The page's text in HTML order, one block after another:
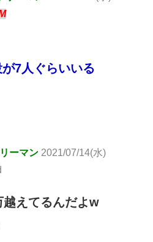
7人ぐらいいる
ーマン 2021/07/14(水)
越えてるんだよw